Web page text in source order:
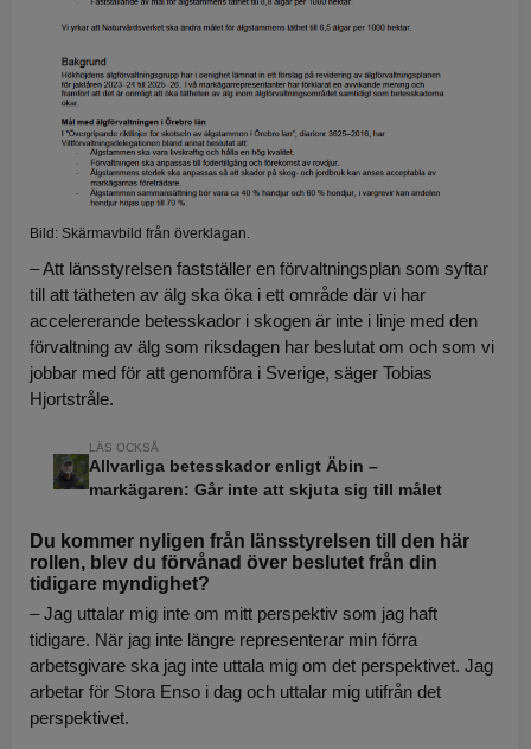
Bild: Skärmavbild från överklagan.
– Att länsstyrelsen fastställer en förvaltningsplan som syftar
till att tätheten av älg ska öka i ett område där vi har
accelererande betesskador i skogen är inte i linje med den
förvaltning av älg som riksdagen har beslutat om och som vi
jobbar med för att genomföra i Sverige, säger Tobias
Hjortstråle.
Allvarliga betesskador enligt Äbin –
markägaren: Går inte att skjuta sig till målet
Du kommer nyligen från länsstyrelsen till den här
rollen, blev du förvånad över beslutet från din
tidigare myndighet?
– Jag uttalar mig inte om mitt perspektiv som jag haft
tidigare. När jag inte längre representerar min förra
arbetsgivare ska jag inte uttala mig om det perspektivet. Jag
arbetar för Stora Enso i dag och uttalar mig utifrån det
perspektivet.